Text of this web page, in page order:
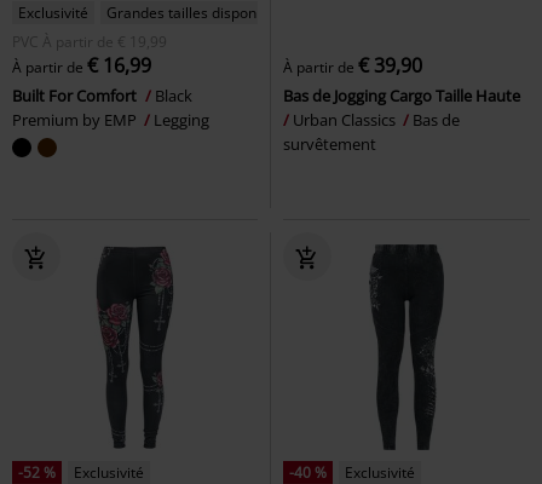
Exclusivité
Grandes tailles disponibles
PVC
À partir de € 19,99
À partir de € 16,99
Built For Comfort
Black
Premium by EMP
Legging
À partir de € 39,90
Bas de Jogging Cargo Taille Haute
Urban Classics
Bas de
survêtement
-52 %
Exclusivité
-40 %
Exclusivité